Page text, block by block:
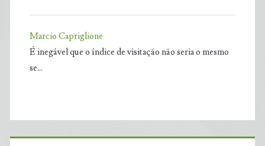
Marcio Capriglione
É inegável que o índice de visitação não seria o mesmo
se…